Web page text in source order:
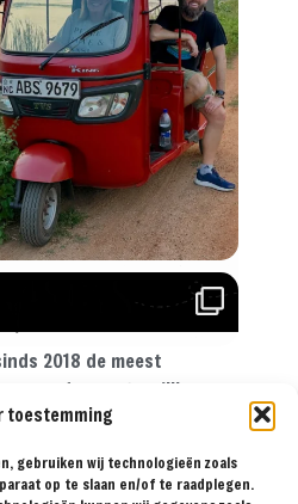
toestemming
gebruiken wij technologieën zoals
op te slaan en/of te raadplegen.
2018 de meest
voor de avontuurlijke
reisroutes en